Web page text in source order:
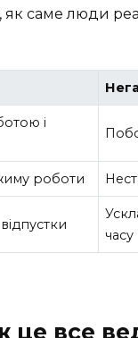
як саме люди
і
роботи
часу
це все